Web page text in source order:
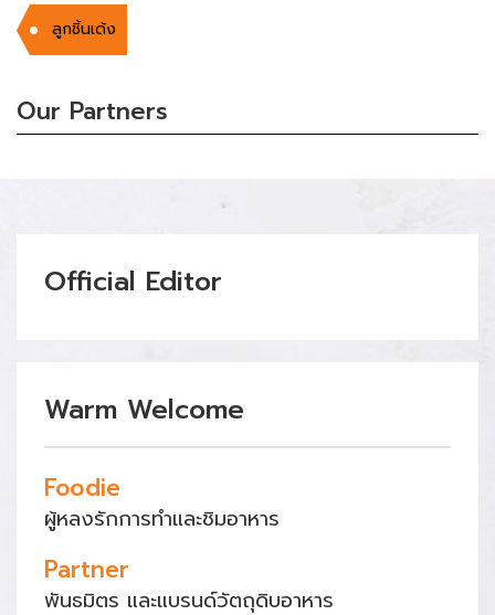
ลูกชิ้นเด้ง
Our Partners
Official Editor
Warm Welcome
Foodie
ผู้หลงรักการทำและชิมอาหาร
Partner
พันธมิตร และแบรนด์วัตถุดิบอาหาร